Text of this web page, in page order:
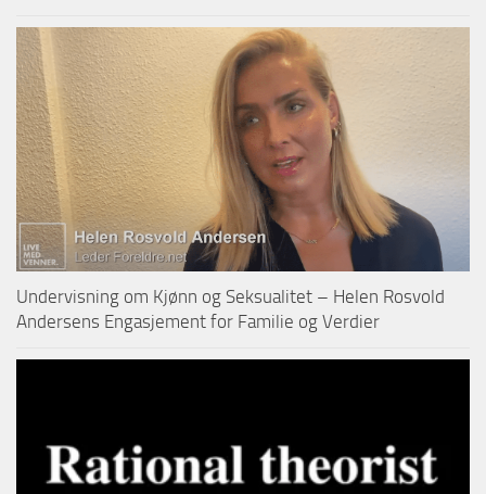
Undervisning om Kjønn og Seksualitet – Helen Rosvold
Andersens Engasjement for Familie og Verdier